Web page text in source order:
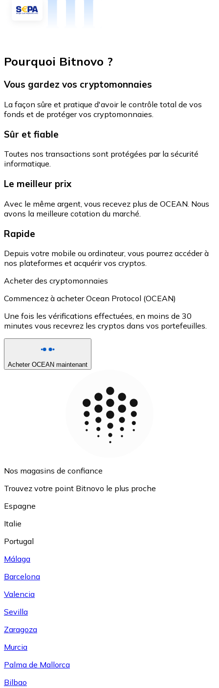
Pourquoi Bitnovo ?
Vous gardez vos cryptomonnaies
La façon sûre et pratique d'avoir le contrôle total de vos
fonds et de protéger vos cryptomonnaies.
Sûr et fiable
Toutes nos transactions sont protégées par la sécurité
informatique.
Le meilleur prix
Avec le même argent, vous recevez plus de OCEAN. Nous
avons la meilleure cotation du marché.
Rapide
Depuis votre mobile ou ordinateur, vous pourrez accéder à
nos plateformes et acquérir vos cryptos.
Acheter des cryptomonnaies
Commencez à acheter Ocean Protocol (OCEAN)
Une fois les vérifications effectuées, en moins de 30
minutes vous recevrez les cryptos dans vos portefeuilles.
Acheter OCEAN maintenant
Nos magasins de confiance
Trouvez votre point Bitnovo le plus proche
Espagne
Italie
Portugal
Málaga
Barcelona
Valencia
Sevilla
Zaragoza
Murcia
Palma de Mallorca
Bilbao